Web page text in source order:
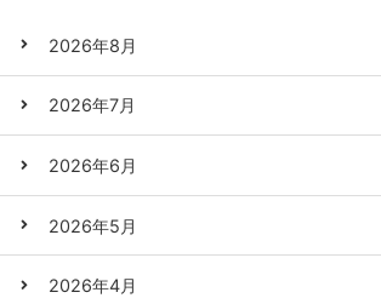
2026年8月
2026年7月
2026年6月
2026年5月
2026年4月